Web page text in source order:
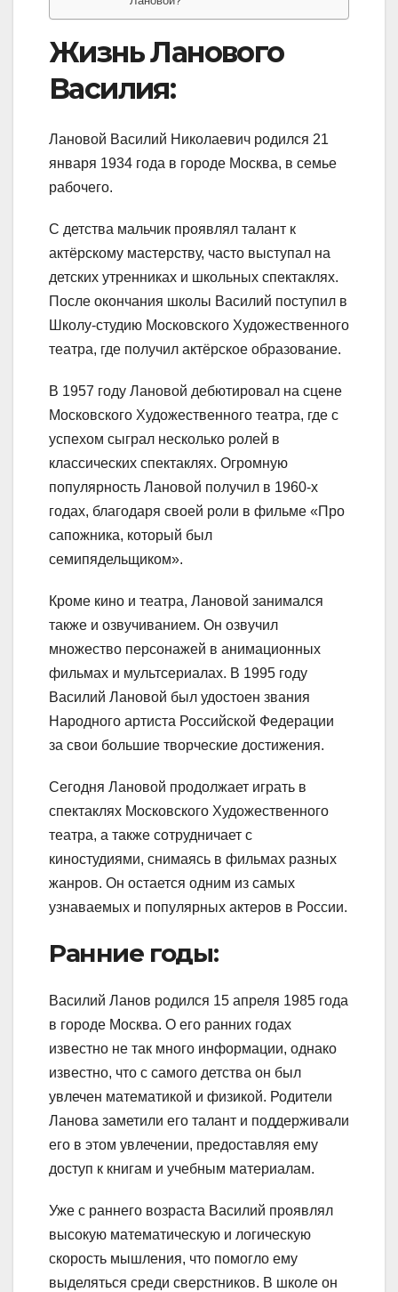
Жизнь Ланового
Василия:
Лановой Василий Николаевич родился 21
января 1934 года в городе Москва, в семье
рабочего.
С детства мальчик проявлял талант к
актёрскому мастерству, часто выступал на
детских утренниках и школьных спектаклях.
После окончания школы Василий поступил в
Школу-студию Московского Художественного
театра, где получил актёрское образование.
В 1957 году Лановой дебютировал на сцене
Московского Художественного театра, где с
успехом сыграл несколько ролей в
классических спектаклях. Огромную
популярность Лановой получил в 1960-х
годах, благодаря своей роли в фильме «Про
сапожника, который был
семипядельщиком».
Кроме кино и театра, Лановой занимался
также и озвучиванием. Он озвучил
множество персонажей в анимационных
фильмах и мультсериалах. В 1995 году
Василий Лановой был удостоен звания
Народного артиста Российской Федерации
за свои большие творческие достижения.
Сегодня Лановой продолжает играть в
спектаклях Московского Художественного
театра, а также сотрудничает с
киностудиями, снимаясь в фильмах разных
жанров. Он остается одним из самых
узнаваемых и популярных актеров в России.
Ранние годы:
Василий Ланов родился 15 апреля 1985 года
в городе Москва. О его ранних годах
известно не так много информации, однако
известно, что с самого детства он был
увлечен математикой и физикой. Родители
Ланова заметили его талант и поддерживали
его в этом увлечении, предоставляя ему
доступ к книгам и учебным материалам.
Уже с раннего возраста Василий проявлял
высокую математическую и логическую
скорость мышления, что помогло ему
выделяться среди сверстников. В школе он